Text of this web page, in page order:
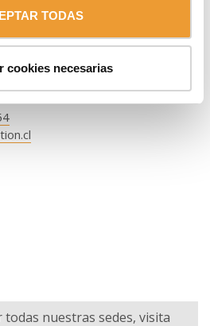
TODAS
cookies necesarias
y Moldajes, S.p.A.
604, Hualpén
todas nuestras sedes, visita